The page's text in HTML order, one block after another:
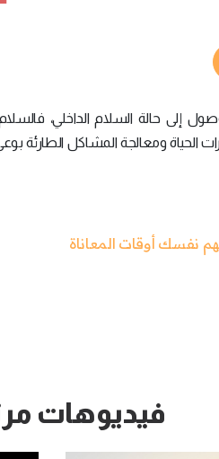
إلى حالة السلام الداخلي،
فيديوهات